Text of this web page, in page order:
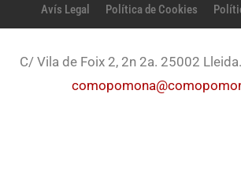
Avís Legal Política de Cookies
C/ Vila de Foix 2, 2n 2a. 25002 Lleida.